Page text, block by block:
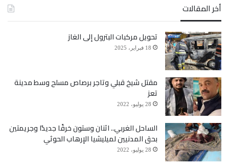
أخر المقالات
تحويل مركبات البترول إلى الغاز
18 فبراير، 2025
مقتل شيخ قبلي وتاجر برصاص مسلح وسط مدينة
تعز
28 يوليو، 2022
الساحل الغربي.. اثنان وستون خرقًا جديدًا وجريمتين
بحق المدنيين لميليشيا الإرهاب الحوثي
28 يوليو، 2022